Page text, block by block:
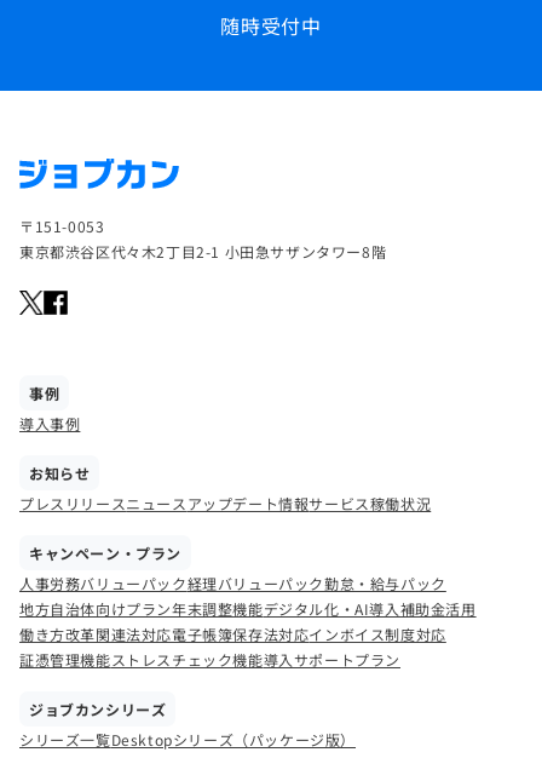
随時受付中
〒151-0053
東京都渋谷区代々木2丁目2-1 小田急サザンタワー8階
事例
導入事例
お知らせ
プレスリリースニュース アップデート情報サービス稼働状況
キャンペーン・プラン
人事労務バリューパック経理バリューパック勤怠・給与パック
地方自治体向けプラン年末調整機能デジタル化・AI導入補助金活用
働き方改革関連法対応電子帳簿保存法対応インボイス制度対応
証憑管理機能ストレスチェック機能導入サポートプラン
ジョブカンシリーズ
シリーズ一覧Desktopシリーズ（パッケージ版）